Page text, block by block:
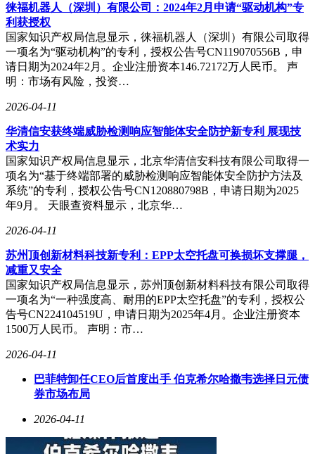
此次事件也引发了公众对明星商业合作的关注与讨论。赵亮此
前因养鸡事业树立起的正面形象，让人们对他的道德标准有了
更高要求。当他出现这样的“失误”时，公众自然会感到格外失
时，一定要谨慎选择，对合作方进行全面考察，以免因一时疏
忽而损害自己的名誉。
徕福机器人（深圳）有限公司：2024年2月申请“驱动机构”专
利获授权
国家知识产权局信息显示，徕福机器人（深圳）有限公司取得
一项名为“驱动机构”的专利，授权公告号CN119070556B，申
请日期为2024年2月。企业注册资本146.72172万人民币。 声
明：市场有风险，投资…
2026-04-11
华清信安获终端威胁检测响应智能体安全防护新专利 展现技
术实力
国家知识产权局信息显示，北京华清信安科技有限公司取得一
项名为“基于终端部署的威胁检测响应智能体安全防护方法及
系统”的专利，授权公告号CN120880798B，申请日期为2025
年9月。 天眼查资料显示，北京华…
2026-04-11
苏州顶创新材料科技新专利：EPP太空托盘可换损坏支撑腿，
减重又安全
国家知识产权局信息显示，苏州顶创新材料科技有限公司取得
一项名为“一种强度高、耐用的EPP太空托盘”的专利，授权公
告号CN224104519U，申请日期为2025年4月。企业注册资本
1500万人民币。 声明：市…
2026-04-11
巴菲特卸任CEO后首度出手 伯克希尔哈撒韦选择日元债
券市场布局
2026-04-11